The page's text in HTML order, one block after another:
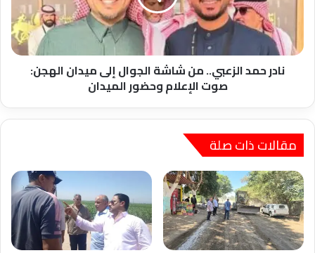
ميدان
الهجن:
صوت
الميدان
نادر حمد الزعبي.. من شاشة الجوال إلى ميدان الهجن:
صوت الإعلام وحضور الميدان
مقالات ذات صلة